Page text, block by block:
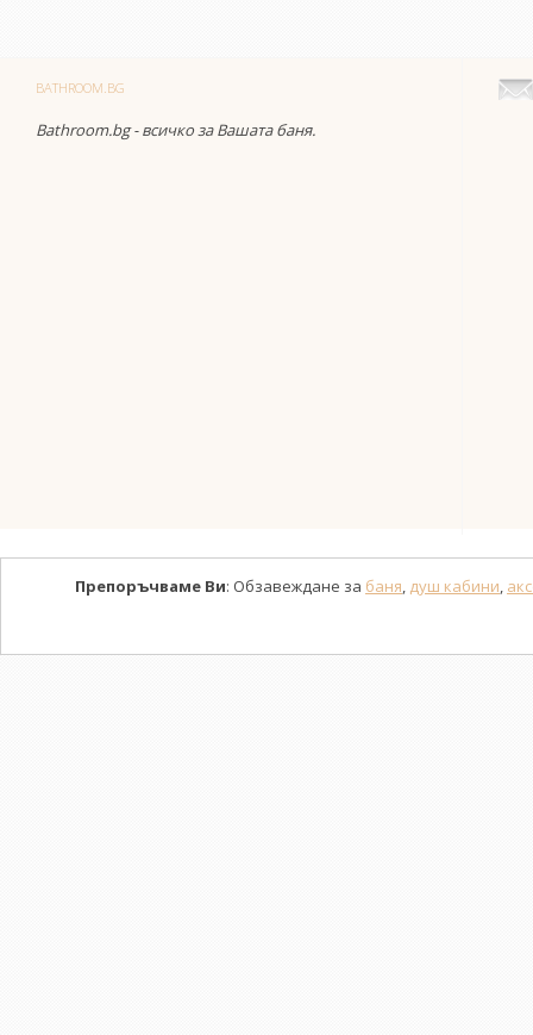
BATHROOM.BG
Bathroom.bg - всичко за Вашата баня.
Препоръчваме Ви: Обзавеждане за баня, душ кабини,